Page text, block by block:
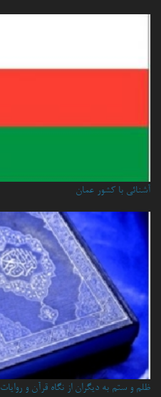
آشنائي با كشور عمان
ظلم و ستم به دیگران از نگاه قرآن و روایات